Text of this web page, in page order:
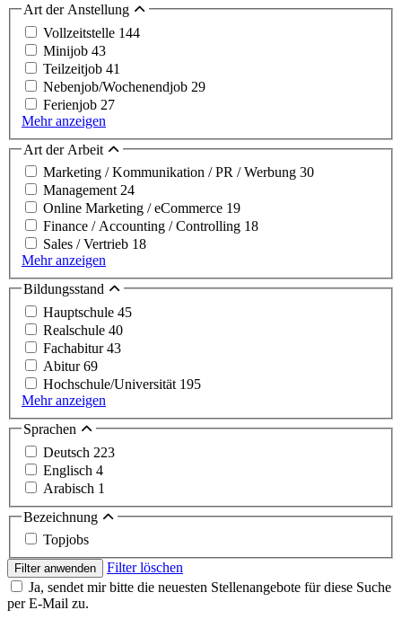
Art der Anstellung
Vollzeitstelle 144
Minijob 43
Teilzeitjob 41
Nebenjob/Wochenendjob 29
Ferienjob 27
Mehr anzeigen
Art der Arbeit
Marketing / Kommunikation / PR / Werbung 30
Management24
Online Marketing / eCommerce 19
Finance / Accounting / Controlling 18
Sales / Vertrieb 18
Mehr anzeigen
Bildungsstand
Hauptschule 45
Realschule 40
Fachabitur43
Abitur69
Hochschule/Universität 195
Mehr anzeigen
Sprachen
Deutsch 223
Englisch 4
Arabisch 1
Bezeichnung
Topjobs
Filter anwenden
Filter löschen
Ja, sendet mir bitte die neuesten Stellenangebote für diese Suche
per E-Mail zu.